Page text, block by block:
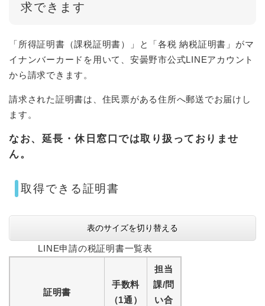
求できます
「所得証明書（課税証明書）」と「各税 納税証明書」がマ
イナンバーカードを用いて、安曇野市公式LINEアカウント
から請求できます。
請求された証明書は、住民票がある住所へ郵送でお届けし
ます。
なお、延長・休日窓口では取り扱っておりませ
ん。
取得できる証明書
表のサイズを切り替える
LINE申請の税証明書一覧表
証明書
手数料
（1通）
担当
課/問
い合